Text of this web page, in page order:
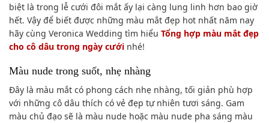
biệt là trong lễ cưới đôi mắt ấy lại càng lung linh hơn bao giờ
hết. Vậy để biết được những màu mắt đẹp hot nhất năm nay
hãy cùng Veronica Wedding tìm hiểu Tổng hợp màu mắt đẹp
cho cô dâu trong ngày cưới nhé!
Màu nude trong suốt, nhẹ nhàng
Đây là màu mắt có phong cách nhẹ nhàng, tối giản phù hợp
với những cô dâu thích có vẻ đẹp tự nhiên tươi sáng. Gam
màu chủ đạo sẽ là màu nude hoặc màu nude pha sáng màu